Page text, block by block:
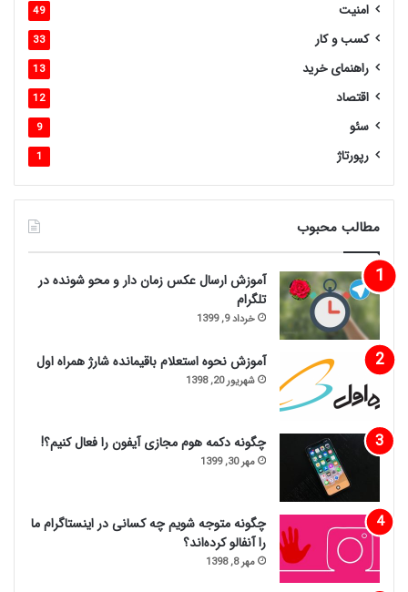
امنیت 49
کسب و کار 33
راهنمای خرید 13
اقتصاد 12
سئو 9
رپورتاژ 1
مطالب محبوب
آموزش ارسال عکس زمان دار و محو شونده در
تلگرام
خرداد 9, 1399
آموزش نحوه استعلام باقیمانده شارژ همراه اول
شهریور 20, 1398
چگونه دکمه هوم مجازی آیفون را فعال کنیم؟!
مهر 30, 1399
چگونه متوجه شویم چه کسانی در اینستاگرام ما
را آنفالو کرده‌اند؟
مهر 8, 1398